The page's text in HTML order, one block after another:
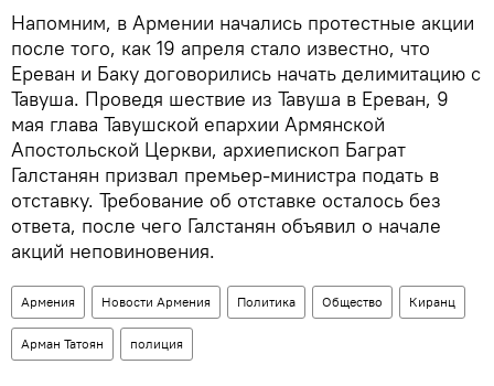
Напомним, в Армении начались протестные акции
после того, как 19 апреля стало известно, что
Ереван и Баку договорились начать делимитацию с
Тавуша. Проведя шествие из Тавуша в Ереван, 9
мая глава Тавушской епархии Армянской
Апостольской Церкви, архиепископ Баграт
Галстанян призвал премьер-министра подать в
отставку. Требование об отставке осталось без
ответа, после чего Галстанян объявил о начале
акций неповиновения.
Армения Новости Армения Политика Общество Киранц
Арман Татоян полиция